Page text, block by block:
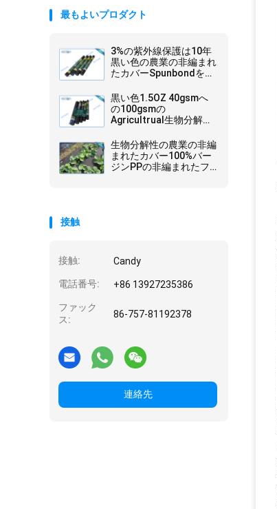
最もよいプロダクト
3%の紫外線保護は10年
黒い色の農業の非編まれ
たカバーSpunbondを保
黒い色1.5OZ 40gsmへ
の100gsmの
Agricultrual生物分解性
ー
生物分解性の農業の非編
まれたカバー100%バー
ジンPPの非編まれたフ
接触
接触: Candy
電話番号: +86 13927235386
ファック
ス:
86-757-81192378
連絡先